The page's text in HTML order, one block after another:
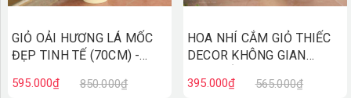
GIỎ OẢI HƯƠNG LÁ MỐC
ĐẸP TINH TẾ (70CM) -
595.000₫ 850.000₫
HOA NHÍ CẮM GIỎ THIẾC
DECOR KHÔNG GIAN
CC759
395.000₫ 565.000₫